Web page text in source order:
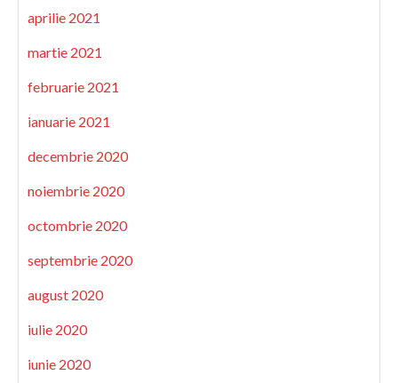
aprilie 2021
martie 2021
februarie 2021
ianuarie 2021
decembrie 2020
noiembrie 2020
octombrie 2020
septembrie 2020
august 2020
iulie 2020
iunie 2020